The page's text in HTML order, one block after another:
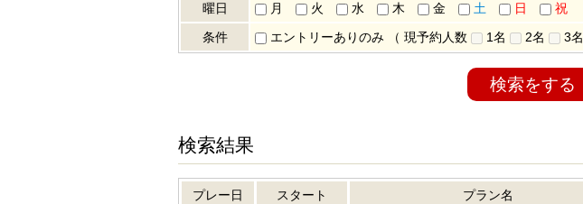
曜日
月 火 水 木 金 土 日 祝
条件
エントリーありのみ （ 現予約人数 1名 2名 3名
検索をする
検索結果
プレー日 スタート プラン名